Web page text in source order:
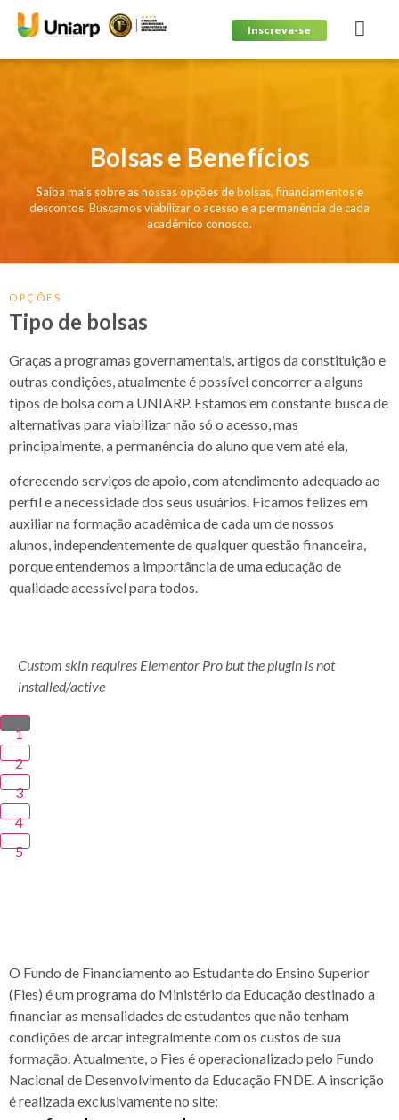
Inscreva-se
Bolsas e Benefícios
Saiba mais sobre as nossas opções de bolsas, financiamentos e
descontos. Buscamos viabilizar o acesso e a permanência de cada
acadêmico conosco.
OPÇÕES
Tipo de bolsas
Graças a programas governamentais, artigos da constituição e
outras condições, atualmente é possível concorrer a alguns
tipos de bolsa com a UNIARP. Estamos em constante busca de
alternativas para viabilizar não só o acesso, mas
principalmente, a permanência do aluno que vem até ela,
oferecendo serviços de apoio, com atendimento adequado ao
perfil e a necessidade dos seus usuários. Ficamos felizes em
auxiliar na formação acadêmica de cada um de nossos
alunos, independentemente de qualquer questão financeira,
porque entendemos a importância de uma educação de
qualidade acessível para todos.
Custom skin requires Elementor Pro but the plugin is not
installed/active
1
2
3
4
5
O Fundo de Financiamento ao Estudante do Ensino Superior
(Fies) é um programa do Ministério da Educação destinado a
financiar as mensalidades de estudantes que não tenham
condições de arcar integralmente com os custos de sua
formação. Atualmente, o Fies é operacionalizado pelo Fundo
Nacional de Desenvolvimento da Educação FNDE. A inscrição
é realizada exclusivamente no site: